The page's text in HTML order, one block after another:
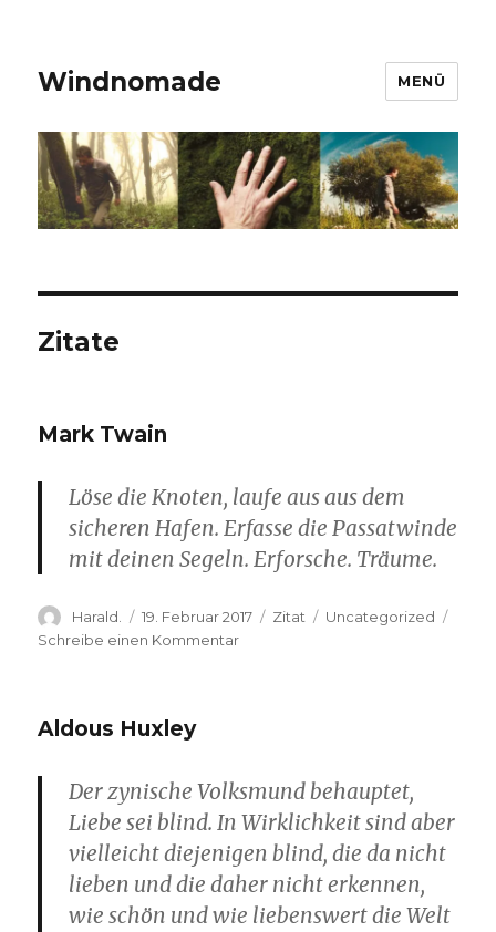
Windnomade MENÜ
Zitate
Mark Twain
Löse die Knoten, laufe aus aus dem
sicheren Hafen. Erfasse die Passatwinde
mit deinen Segeln. Erforsche. Träume.
Autor
Harald.
Veröffentlicht
am
19. Februar 2017 Format
Zitat Kategorien
Uncategorized
Schreibe einen Kommentarzu
Aldous Huxley
Der zynische Volksmund behauptet,
Liebe sei blind. In Wirklichkeit sind aber
vielleicht diejenigen blind, die da nicht
lieben und die daher nicht erkennen,
wie schön und wie liebenswert die Welt